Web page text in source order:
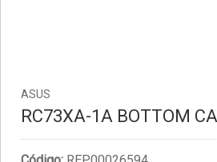
ASUS
RC73XA-1A BOTTOM